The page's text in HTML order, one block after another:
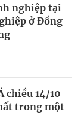
nghiệp tại
ở Đồng
chiều 14/10
trong một